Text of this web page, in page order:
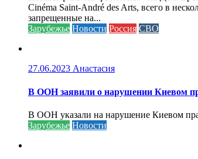
Cinéma Saint-André des Arts, всего в
запрещенные на...
Зарубежье Новости Россия СВО
27.06.2023 Анастасия
В ООН заявили о нарушении Киевом
В ООН указали на нарушение Киевом
Зарубежье Новости